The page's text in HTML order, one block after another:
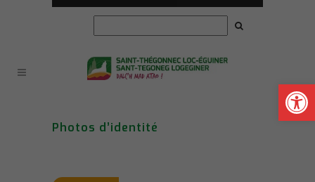
Ouvrir
Photos d’identité